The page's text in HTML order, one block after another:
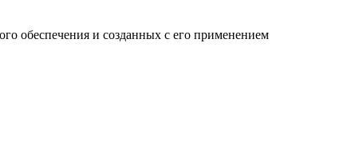
обеспечения и созданных c его применением